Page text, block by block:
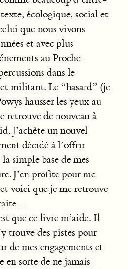
écologique, social et
que nous vivons
et avec plus
au Proche-
dans le
militant. Le “hasard” (je
hausser les yeux au
retrouve de nouveau à
J’achète un nouvel
décidé à l’offrir
simple base de mes
J’en profite pour me
voici que je me retrouve
que ce livre m’aide. Il
trouve des pistes pour
de mes engagements et
en sorte de ne jamais